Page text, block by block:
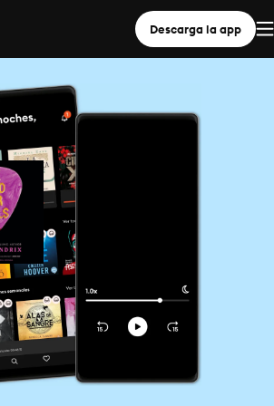
Descarga la app